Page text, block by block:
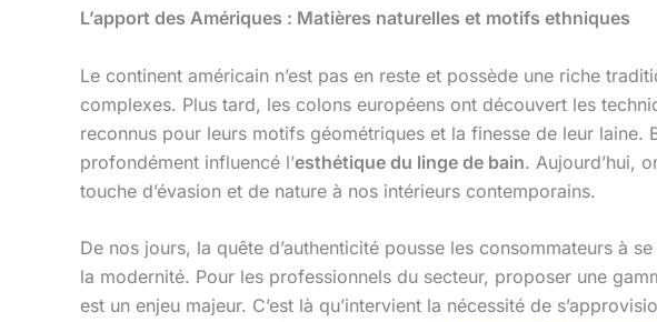
L’apport des Amériques : Matières naturelles et motifs ethniques
Le continent américain n’est pas en reste et possède une riche
complexes. Plus tard, les colons européens ont découvert les
reconnus pour leurs motifs géométriques et la finesse de leur laine.
profondément influencé l’esthétique du linge de bain. Aujourd’hui,
touche d’évasion et de nature à nos intérieurs contemporains.
De nos jours, la quête d’authenticité pousse les consommateurs à
la modernité. Pour les professionnels du secteur, proposer une
est un enjeu majeur. C’est là qu’intervient la nécessité de